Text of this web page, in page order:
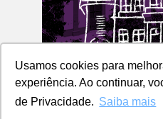
Usamos cookies para
experiência. Ao continuar,
de Privacidade. Saiba mais